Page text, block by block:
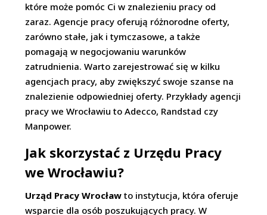
które może pomóc Ci w znalezieniu pracy od
zaraz. Agencje pracy oferują różnorodne oferty,
zarówno stałe, jak i tymczasowe, a także
pomagają w negocjowaniu warunków
zatrudnienia. Warto zarejestrować się w kilku
agencjach pracy, aby zwiększyć swoje szanse na
znalezienie odpowiedniej oferty. Przykłady agencji
pracy we Wrocławiu to Adecco, Randstad czy
Manpower.
Jak skorzystać z Urzędu Pracy
we Wrocławiu?
Urząd Pracy Wrocław to instytucja, która oferuje
wsparcie dla osób poszukujących pracy. W